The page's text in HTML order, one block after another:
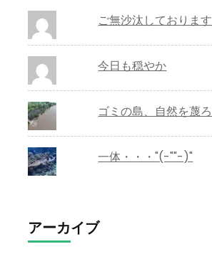
ご無沙汰しております
今日も穏やか
ゴミの島、自然を蔑
一体・・・"(-""-)"
アーカイブ